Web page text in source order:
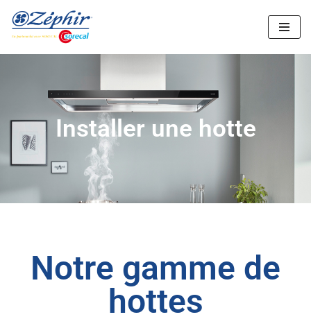
Aller
au
Installer une hotte
Notre gamme de
hottes